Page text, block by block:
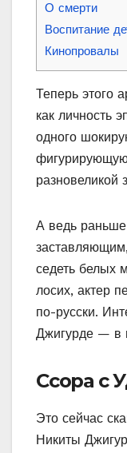
О смерти
Воспитание
Кинопровалы
Теперь этого
как личность
одного
фигурирующую
разновеликой
А ведь
седеть белых
лосих, актер
по-русски.
Джигурде — в
Ссора с
Это сейчас
Никиты